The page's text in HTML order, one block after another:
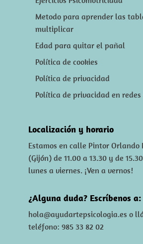
Metodo para aprender las
multiplicar
Edad para quitar el pañal
Política de cookies
Política de privacidad
Política de privacidad en redes
Localización y horario
Estamos en calle Pintor Orlando
(Gijón) de 11.00 a 13.30 y de
lunes a viernes. ¡Ven a vernos!
¿Alguna duda? Escríbenos a:
hola@ayudartepsicologia.es o
teléfono: 985 33 82 02